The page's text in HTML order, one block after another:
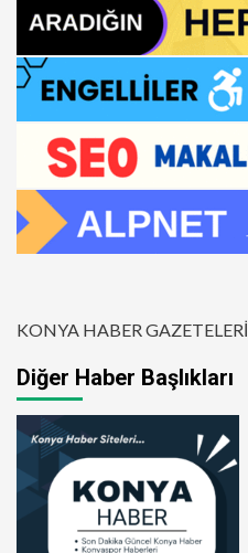
KONYA HABER GAZETELERİ
Diğer Haber Başlıkları